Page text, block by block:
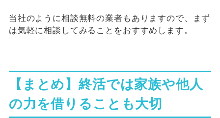
当社のように相談無料の業者もありますので、まず
は気軽に相談してみることをおすすめします。
【まとめ】終活では家族や他人
の力を借りることも大切